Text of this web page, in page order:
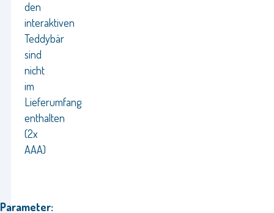
den
interaktiven
Teddybär
sind
nicht
im
Lieferumfang
enthalten
(2x
AAA)
Parameter: